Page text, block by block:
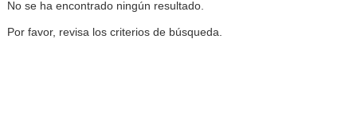
No se ha encontrado ningún resultado.
Por favor, revisa los criterios de búsqueda.